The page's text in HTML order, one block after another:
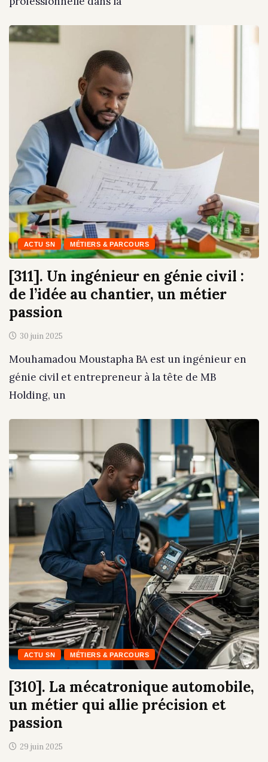
ACTU SN MÉTIERS & PARCOURS
[311]. Un ingénieur en génie civil :
de l’idée au chantier, un métier
passion
30 juin 2025
Mouhamadou Moustapha BA est un ingénieur en
génie civil et entrepreneur à la tête de MB
Holding, un
ACTU SN MÉTIERS & PARCOURS
[310]. La mécatronique automobile,
un métier qui allie précision et
passion
29 juin 2025